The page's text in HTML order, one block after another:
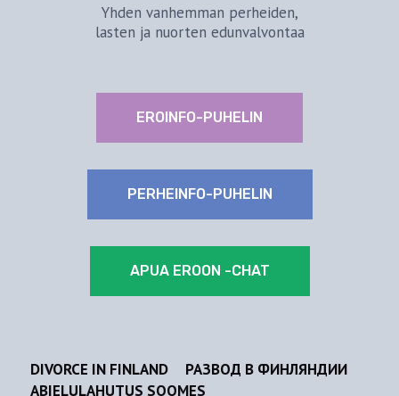
Yhden vanhemman perheiden,
lasten ja nuorten edunvalvontaa
EROINFO-PUHELIN
PERHEINFO-PUHELIN
APUA EROON -CHAT
DIVORCE IN FINLAND
РАЗВОД В ФИНЛЯНДИИ
ABIELULAHUTUS SOOMES